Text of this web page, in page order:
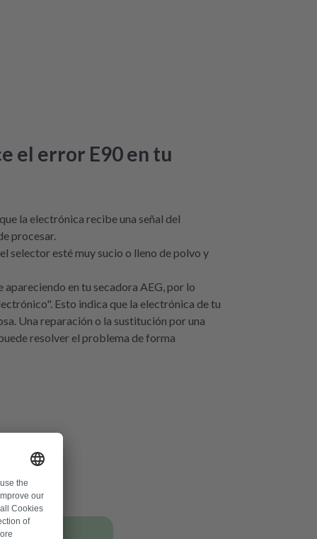
el error E90 en tu
la electrónica recibe una señal del
procesar.
selector esté muy sucio o lleno de polvo y
apareciendo en tu secadora AEG, por lo
Esto indica que la electrónica de tu
Una reparación o la sustitución por una
resolver el problema de forma